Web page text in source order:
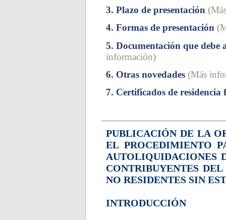
3. Plazo de presentación
4. Formas de presentación
5. Documentación que
información)
6. Otras novedades (Más
7. Certificados de residencia
PUBLICACIÓN DE LA
EL PROCEDIMIENTO
AUTOLIQUIDACIONES
CONTRIBUYENTES
NO RESIDENTES SIN
INTRODUCCIÓN